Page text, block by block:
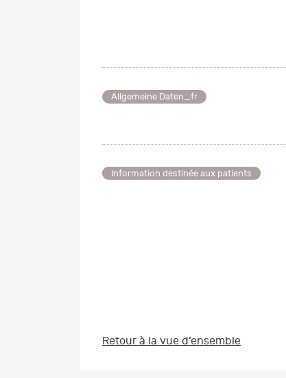
Allgemeine Daten_fr
Information destinée aux patients
Retour à la vue d’ensemble